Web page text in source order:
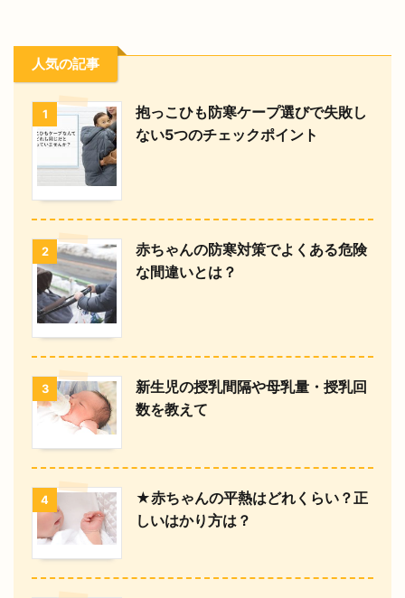
人気の記事
1
抱っこひも防寒ケープ選びで失敗し
ない5つのチェックポイント
2
赤ちゃんの防寒対策でよくある危険
な間違いとは？
3
新生児の授乳間隔や母乳量・授乳回
数を教えて
4
★赤ちゃんの平熱はどれくらい？正
しいはかり方は？